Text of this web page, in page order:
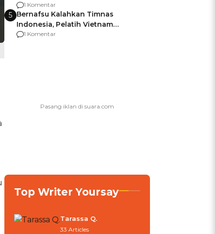
agar Dana Tidak Hangus!
1 Komentar
5 Bernafsu Kalahkan Timnas
Indonesia, Pelatih Vietnam
Berencana Pakai Jimat di Pakansari
1 Komentar
Top Writer Yoursay
Tarassa Q.
33 Articles